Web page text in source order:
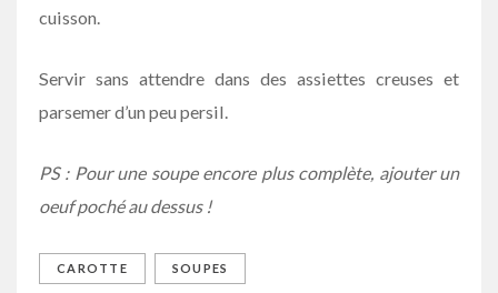
cuisson.
Servir sans attendre dans des assiettes creuses et
parsemer d’un peu persil.
PS : Pour une soupe encore plus complète, ajouter un
oeuf poché au dessus !
CAROTTE SOUPES